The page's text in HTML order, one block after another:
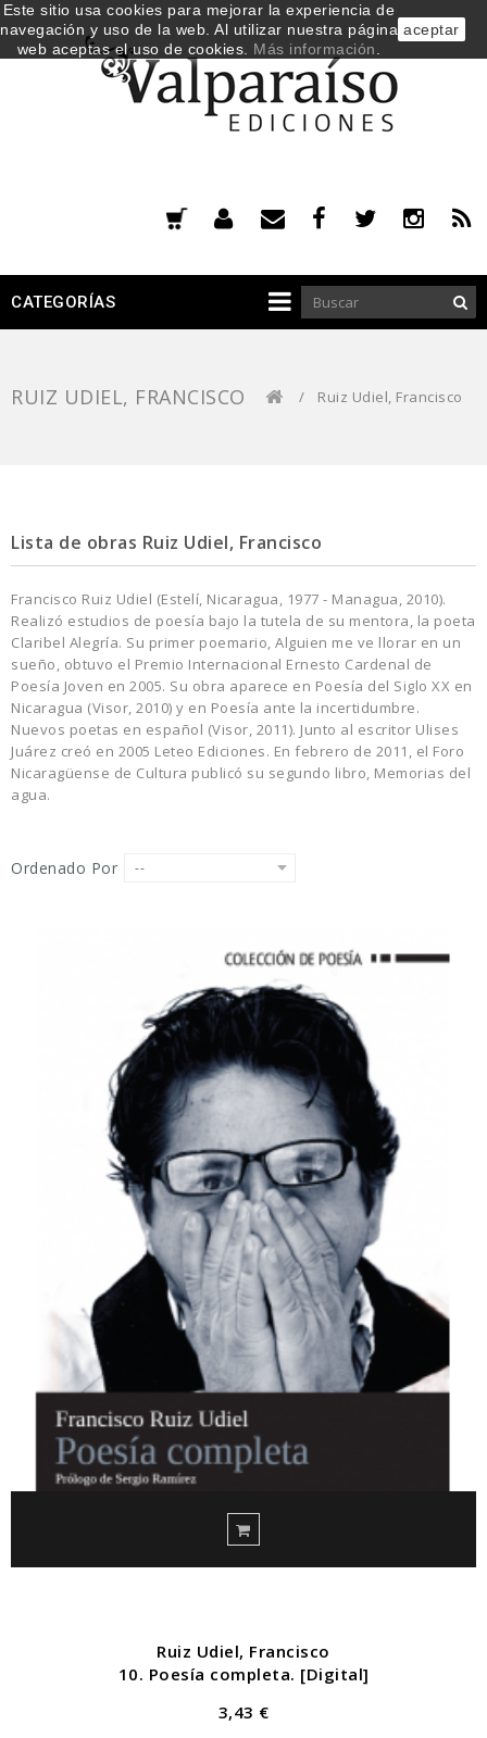
CATEGORÍAS
RUIZ UDIEL, FRANCISCO / Ruiz Udiel, Francisco
Lista de obras Ruiz Udiel, Francisco
Francisco Ruiz Udiel (Estelí, Nicaragua, 1977 - Managua, 2010).
Realizó estudios de poesía bajo la tutela de su mentora, la poeta
Claribel Alegría. Su primer poemario, Alguien me ve llorar en un
sueño, obtuvo el Premio Internacional Ernesto Cardenal de
Poesía Joven en 2005. Su obra aparece en Poesía del Siglo XX en
Nicaragua (Visor, 2010) y en Poesía ante la incertidumbre.
Nuevos poetas en español (Visor, 2011). Junto al escritor Ulises
Juárez creó en 2005 Leteo Ediciones. En febrero de 2011, el Foro
Nicaragüense de Cultura publicó su segundo libro, Memorias del
agua.
Ordenado Por --
Ruiz Udiel, Francisco
10. Poesía completa. [Digital]
3,43 €
Este sitio usa cookies para mejorar la experiencia de
navegación y uso de la web. Al utilizar nuestra página
web aceptas el uso de cookies. Más información
aceptar